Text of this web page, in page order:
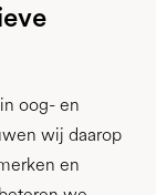
oog- en
wij daarop
en